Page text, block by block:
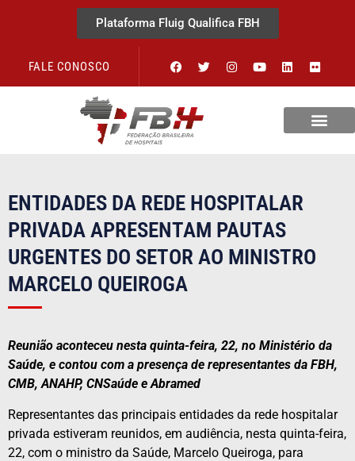
Plataforma Fluig Qualifica FBH
FALE CONOSCO
ENTIDADES DA REDE HOSPITALAR
PRIVADA APRESENTAM PAUTAS
URGENTES DO SETOR AO MINISTRO
MARCELO QUEIROGA
Reunião aconteceu nesta quinta-feira, 22, no Ministério da
Saúde, e contou com a presença de representantes da FBH,
CMB, ANAHP, CNSaúde e Abramed
Representantes das principais entidades da rede hospitalar
privada estiveram reunidos, em audiência, nesta quinta-feira,
22, com o ministro da Saúde, Marcelo Queiroga, para